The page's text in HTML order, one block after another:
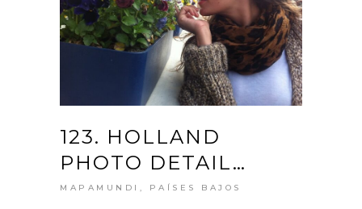
123. HOLLAND
PHOTO DETAIL…
MAPAMUNDI , PAÍSES BAJOS